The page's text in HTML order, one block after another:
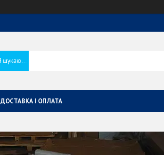
ДОСТАВКА І ОПЛАТА